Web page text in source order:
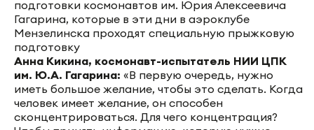
подготовки космонавтов им. Юрия Алексеевича
Гагарина, которые в эти дни в аэроклубе
Мензелинска проходят специальную прыжковую
подготовку
Анна Кикина, космонавт-испытатель НИИ ЦПК
им. Ю.А. Гагарина: «В первую очередь, нужно
иметь большое желание, чтобы это сделать. Когда
человек имеет желание, он способен
сконцентрироваться. Для чего концентрация?